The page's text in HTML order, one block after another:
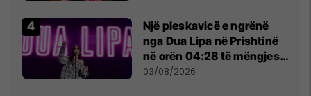
Një pleskavicë e ngrënë
nga Dua Lipa në Prishtinë
në orën 04:28 të mëngjesit
- dhe bota digjitale serbe
03/08/2026